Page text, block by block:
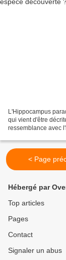
L'Hippocampus
qui vient d'être
ressemblance avec
< Page
Hébergé par
Top articles
Pages
Contact
Signaler un abus